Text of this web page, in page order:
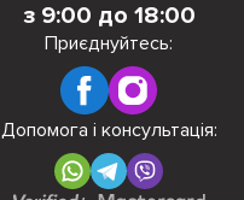
з 9:00 до 18:00
Приєднуйтесь:
Допомога і консультація: